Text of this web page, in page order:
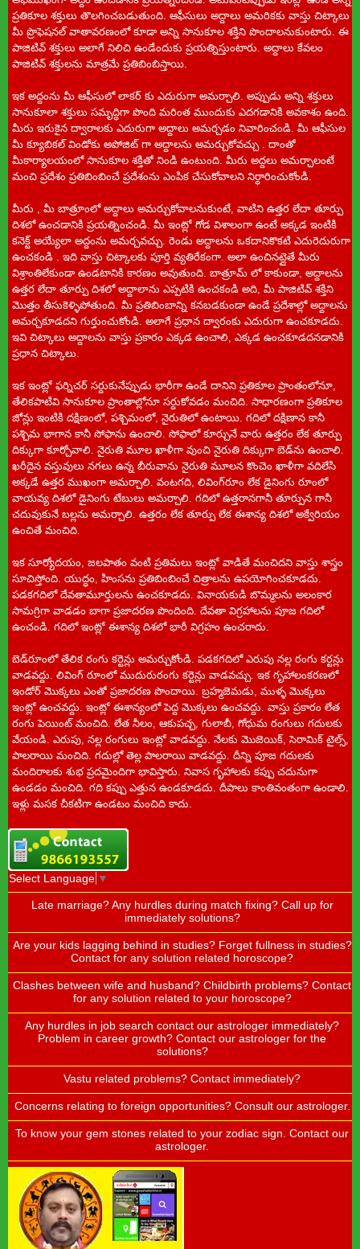
ప్రతికూల శక్తులు తొలగించబడుతుంది. ఆఫీసులు అద్దాలు అమరికకు వాస్తు చిట్కాలు
మీ ప్రొఫెషనల్ వాతావరణంలో కూడా అన్ని సానుకూల శక్తిని పొందాలనుకుంటారు. ఈ
పాజిటివ్ శక్తులు అలాగే నిలిచి ఉండేందుకు ప్రయత్నిస్తుంటారు. అద్దాలు కేవలం
పాజిటివ్ శక్తులను మాత్రమే ప్రతిబింబిస్తాయి.
ఇక అద్దంను మీ ఆఫీసులో లాకర్ కు ఎదురుగా అమర్చాలి. అప్పుడు అన్ని శక్తులు
సానుకూలా శక్తులు సమృద్ధిగా పొంది మరింత ముందుకు ఎదగడానికి అవకాశం ఉంది.
మీరు ఇరుకైన ద్వారాలకు ఎదురుగా అద్దాలు అమర్చడం నివారించండి. మీ ఆఫీసుల
మీ క్యూబికల్ విండోకు అపోజిట్ గా అద్దాలను అమర్చుకోవచ్చు . దాంతో
మీకార్యాలయంలో సానుకూల శక్తితో నిండి ఉంటుంది. మీరు అద్దలు అమర్చాలంటే
మంచి ప్రదేశం ప్రతిబింబించే ప్రదేశంను ఎంపిక చేసుకోవాలని నిర్ధారించుకోండి.
మీరు , మీ బాత్రూంలో అద్దాలు అమర్చుకోవాలనుకుంటే, వాటిని ఉత్తర లేదా తూర్పు
దిశలో ఉంచడానికి ప్రయత్నించండి. మీ ఇంట్లో గోడ విశాలంగా ఉంటే అక్కడ ఇంటికి
కనెక్ట్ అయ్యేలా అద్దంను అమర్చవచ్చు. రెండు అద్దాలను ఒకదానికొకటి ఎదురెదురుగా
ఉంచకండి . ఇది వాస్తు చిట్కాలకు పూర్తి వ్యతిరేకంగా. అలా ఉంచినట్లైతే మీరు
విశ్రాంతిలేకుండా ఉండటానికి కారణం అవుతుంది. బాత్రూమ్ లో కాకుండా, అద్దాలను
ఉత్తర లేదా తూర్పు దిశలో అద్దాలాను ఎప్పటికి ఉంచకండి అది, మీ పాజిటివ్ శక్తిని
మొత్తం తీసుకెళ్ళిపోతుంది. మీ ప్రతిబింబాన్ని కనబడకుండా ఉండే ప్రదేశాల్లో అద్దాలను
అమర్చకూడదని గుర్తుంచుకోండి. అలాగే ప్రధాన ద్వారంకు ఎదురుగా ఉంచకూడదు.
ఇవి చిట్కాలు అద్దాలను వాస్తు ప్రకారం ఎక్కడ ఉంచాలి, ఎక్కడ ఉంచకూడదనడానికి
ప్రధాన చిట్కాలు.
ఇక ఇంట్లో ఫర్నిచర్‌ సర్దుకునేప్పుడు భారీగా ఉండే దానిని ప్రతికూల ప్రాంతంలోనూ,
తేలికపాటివి సానుకూల ప్రాంతాల్లోనూ సర్దుకోవడం మంచిది. సాధారణంగా ప్రతికూల
జోన్లు ఇంటికి దక్షిణంలో, పశ్చిమంలో, నైరుతిలో ఉంటాయి. గదిలో దక్షిణాన కానీ
పశ్చిమ భాగాన కానీ సోఫాను ఉంచాలి. సోఫాలో కూర్చునే వారు ఉత్తరం లేక తూర్పు
దిక్కుగా కూర్చోవాలి. నైరుతి మూల ఖాళీగా వుంచి నైరుతి దిక్కుగా బెడ్‌ను ఉంచాలి.
ఖరీదైన వస్తువులు నగలు ఉన్న బీరువాను నైరుతి మూలన కొంచెం ఖాళీగా వదిలేసి
అక్కడే ఉత్తర ముఖంగా అమర్చాలి. వంటగది, లివింగ్‌రూం లేక డైనింగు రూంలో
వాయవ్య దిశలో డైనింగు టేబులు అమర్చాలి. గదిలో ఉత్తరానగానీ తూర్పున గానీ
చదువుకునే బల్లను అమర్చాలి. ఉత్తరం లేక తూర్పు లేక ఈశాన్య దిశలో అక్వేరియం
ఉంచితే మంచిది.
ఇక సూర్యోదయం, జలపాతం వంటి ప్రతిమలు ఇంట్లో వాడితే మంచిదని వాస్తు శాస్త్రం
సూచిస్తోంది. యుద్ధం, హింసను ప్రతిబింబించే చిత్రాలను ఉపయోగించకూడదు.
పడకగదిలో దేవతామూర్తులను ఉంచకూడదు. వినాయకుడి బొమ్మలను అలంకార
సామగ్రిగా వాడడం బాగా ప్రజాదరణ పొందింది. దేవతా విగ్రహాలను పూజ గదిలో
ఉంచండి. గదిలో ఇంట్లో ఈశాన్య దిశలో భారీ విగ్రహం ఉంచరాదు.
బెడ్‌రూంలో తేలిక రంగు కర్టెన్లు అమర్చుకోండి. పడకగదిలో ఎరుపు నల్ల రంగు కర్టన్లు
వాడవద్దు. లివింగ్‌ రూంలో ముదురురంగు కర్టెన్లు వాడవచ్చు. ఇక గృహాలంకరణలో
ఇండోర్‌ మొక్కలు ఎంతో ప్రజాదరణ పొందాయి. బ్రహ్మజెమడు, ముళ్ళ మొక్కలు
ఇంట్లో ఉంచవద్దు. ఇంట్లో ఈశాన్యంలో పెద్ద మొక్కలు ఉంచవద్దు. వాస్తు ప్రకారం లేత
రంగు పెయింట్‌ మంచిది. లేత నీలం, ఆకుపచ్చ, గులాబీ, గోధుమ రంగులు గదులకు
వేయండి. ఎరుపు, నల్ల రంగులు ఇంట్లో వాడవద్దు. నేలకు మొజెయిక్‌, సెరామిక్‌ టైల్స్‌,
పాలరాయి మంచిది. గదుల్లో తెల్ల పాలరాయి వాడవద్దు. దీన్ని పూజ గదులకు
మందిరాలకు శుభ ప్రదమైందిగా భావిస్తారు. నివాస గృహాలకు కప్పు చదునుగా
ఉండడం మంచిది. గది కప్పు ఎత్తున ఉండకూడదు. దీపాలు కాంతివంతంగా ఉండాలి.
ఇళ్లు మసక చీకటిగా ఉండటం మంచిది కాదు.
Select Language ▼
Late marriage? Any hurdles during match fixing? Call up for
immediately solutions?
Are your kids lagging behind in studies? Forget fullness in studies?
Contact for any solution related horoscope?
Clashes between wife and husband? Childbirth problems? Contact
for any solution related to your horoscope?
Any hurdles in job search contact our astrologer immediately?
Problem in career growth? Contact our astrologer for the
solutions?
Vastu related problems? Contact immediately?
Concerns relating to foreign opportunities? Consult our astrologer.
To know your gem stones related to your zodiac sign. Contact our
astrologer.